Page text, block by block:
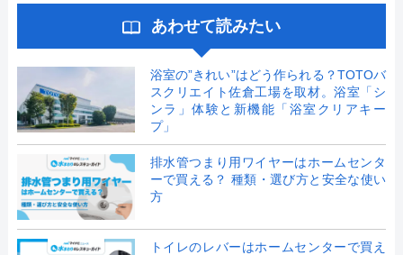
あわせて読みたい
浴室の”きれい”はどう作られる？TOTOバ
スクリエイト佐倉工場を取材。浴室「シ
ンラ」体験と新機能「浴室クリアキー
プ」
排水管つまり用ワイヤーはホームセンタ
ーで買える？ 種類・選び方と安全な使い
方
トイレのレバーはホームセンターで買え